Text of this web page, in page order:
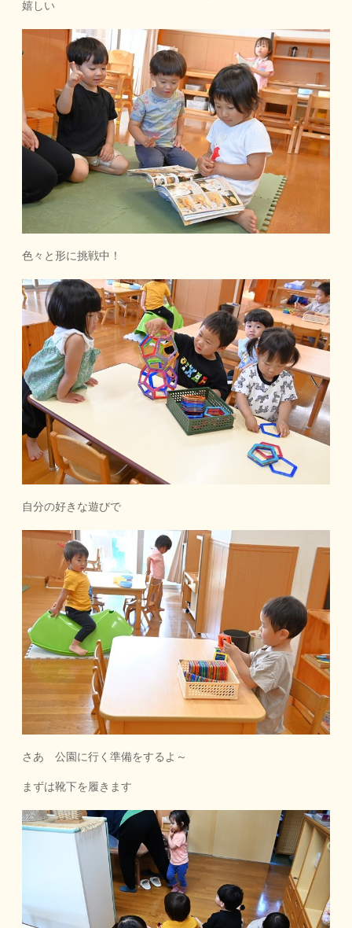
嬉しい
色々と形に挑戦中！
自分の好きな遊びで
さあ 公園に行く準備をするよ～
まずは靴下を履きます